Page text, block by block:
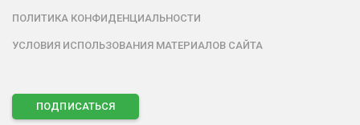
ПОЛИТИКА КОНФИДЕНЦИАЛЬНОСТИ
УСЛОВИЯ ИСПОЛЬЗОВАНИЯ МАТЕРИАЛОВ САЙТА
ПОДПИСАТЬСЯ